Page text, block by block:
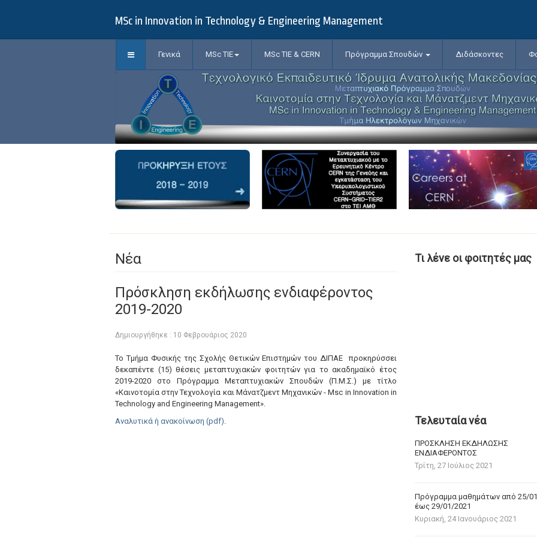
MSc in Innovation in Technology & Engineering Management
Γενικά MSc TIE MSc TIE & CERN Πρόγραμμα Σπουδών Διδάσκοντες
Νέα
Πρόσκληση εκδήλωσης ενδιαφέροντος
2019-2020
Δημιουργήθηκε : 10 Φεβρουάριος 2020
Το Τμήμα Φυσικής της Σχολής Θετικών Επιστημών του ΔΙΠΑΕ προκηρύσσει
δεκαπέντε (15) θέσεις μεταπτυχιακών φοιτητών για το ακαδημαϊκό έτος
2019-2020 στο Πρόγραμμα Μεταπτυχιακών Σπουδών (Π.Μ.Σ.) με τίτλο
«Καινοτομία στην Τεχνολογία και Μάνατζμεντ Μηχανικών - Msc in Innovation in
Technology and Engineering Management».
Αναλυτικά ή ανακοίνωση (pdf).
Τι λένε οι φοιτητές μας
Τελευταία νέα
ΠΡΟΣΚΛΗΣΗ ΕΚΔΗΛΩΣΗΣ
ΕΝΔΙΑΦΕΡΟΝΤΟΣ
Τρίτη, 27 Ιούλιος 2021
Πρόγραμμα μαθημάτων από 25/01
έως 29/01/2021
Κυριακή, 24 Ιανουάριος 2021